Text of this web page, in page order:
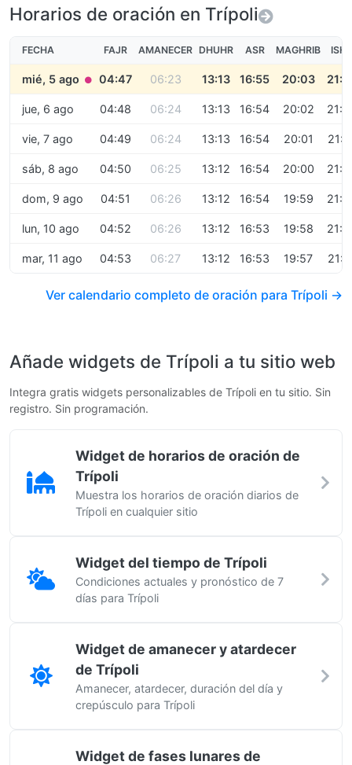
Horarios de oración en Trípoli
FECHA FAJR AMANECER DHUHR ASR MAGHRIB
mié, 5 ago ● 04:47 06:23 13:13 16:55 20:03
jue, 6 ago 04:48 06:24 13:13 16:54 20:02
vie, 7 ago 04:49 06:24 13:13 16:54 20:01
sáb, 8 ago 04:50 06:25 13:12 16:54 20:00
dom, 9 ago 04:51 06:26 13:12 16:54 19:59
lun, 10 ago 04:52 06:26 13:12 16:53 19:58
mar, 11 ago 04:53 06:27 13:12 16:53 19:57
Ver calendario completo de oración para Trípoli →
Añade widgets de Trípoli a tu sitio web
Integra gratis widgets personalizables de Trípoli en tu sitio. Sin
registro. Sin programación.
Widget de horarios de oración de
Trípoli
Muestra los horarios de oración diarios de
Trípoli en cualquier sitio
Widget del tiempo de Trípoli
Condiciones actuales y pronóstico de 7
días para Trípoli
Widget de amanecer y atardecer
de Trípoli
Amanecer, atardecer, duración del día y
crepúsculo para Trípoli
Widget de fases lunares de